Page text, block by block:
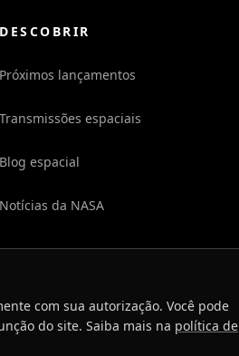
DESCOBRIR
Próximos lançamentos
Transmissões espaciais
Blog espacial
Notícias da NASA
com sua autorização. Você pode
do site. Saiba mais na política de